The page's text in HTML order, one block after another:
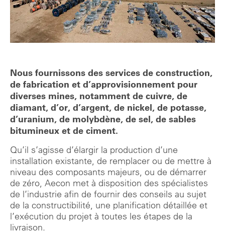
Nous fournissons des services de construction,
de fabrication et d’approvisionnement pour
diverses mines, notamment de cuivre, de
diamant, d’or, d’argent, de nickel, de potasse,
d’uranium, de molybdène, de sel, de sables
bitumineux et de ciment.
Qu’il s’agisse d’élargir la production d’une
installation existante, de remplacer ou de mettre à
niveau des composants majeurs, ou de démarrer
de zéro, Aecon met à disposition des spécialistes
de l’industrie afin de fournir des conseils au sujet
de la constructibilité, une planification détaillée et
l’exécution du projet à toutes les étapes de la
livraison.